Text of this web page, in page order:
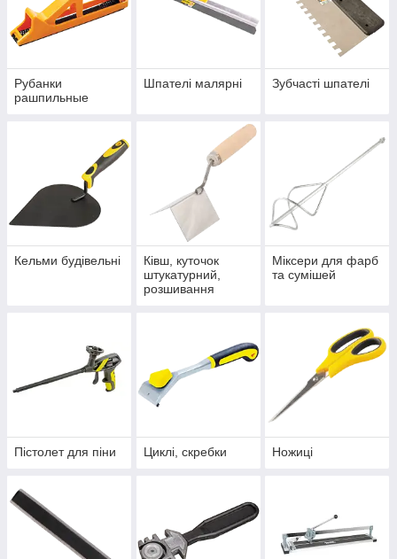
Рубанки
рашпильные
Шпателі малярні Зубчасті шпателі
Кельми будівельні
Ківш, куточок
штукатурний,
розшивання
Міксери для фарб
та сумішей
Пістолет для піни Циклі, скребки Ножиці